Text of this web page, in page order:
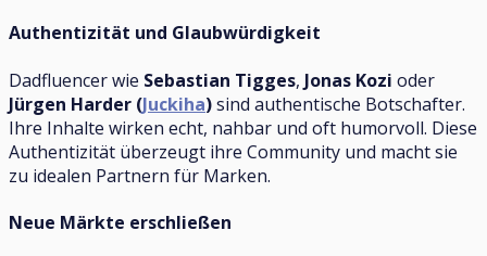
Authentizität und Glaubwürdigkeit
Dadfluencer wie Sebastian Tigges, Jonas Kozi oder
Jürgen Harder (Juckiha)sind authentische Botschafter.
Ihre Inhalte wirken echt, nahbar und oft humorvoll. Diese
Authentizität überzeugt ihre Community und macht sie
zu idealen Partnern für Marken.
Neue Märkte erschließen